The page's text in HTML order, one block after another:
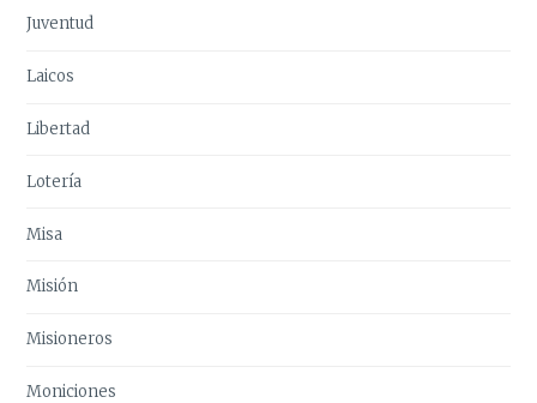
Juventud
Laicos
Libertad
Lotería
Misa
Misión
Misioneros
Moniciones